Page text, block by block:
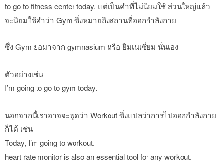
to go to fitness center today. แต่เป็นคำที่ไม่นิยมใช้ ส่วนใหญ่แล้ว
จะนิยมใช้คำว่า Gym ซึ่งหมายถึงสถานที่ออกกำลังกาย
ซึ่ง Gym ย่อมาจาก gymnasium หรือ ยิมเนเซี่ยม นั่นเอง
ตัวอย่างเช่น
I’m going to go to gym today.
นอกจากนี้เราอาจจะพูดว่า Workout ซึ่งแปลว่าการไปออกกำลังกาย
ก็ได้ เช่น
Today, I’m going to workout.
heart rate monitor is also an essential tool for any workout.